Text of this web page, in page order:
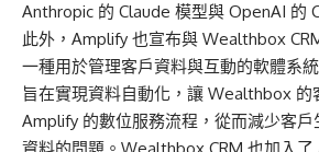
Anthropic 的 Claude 模型與 OpenAI 的
此外，Amplify 也宣布與 Wealthbox
一種用於管理客戶資料與互動的軟體系
旨在實現資料自動化，讓 Wealthbox 的
Amplify 的數位服務流程，從而減少客戶